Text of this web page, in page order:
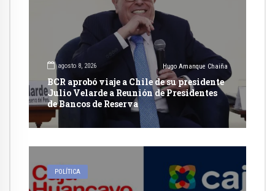
agosto 8, 2026 Hugo Amanque Chaiña
BCR aprobó viaje a Chile de su presidente
Julio Velarde a Reunión de Presidentes
de Bancos de Reserva
POLÍTICA